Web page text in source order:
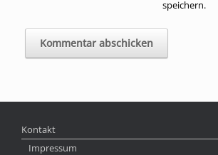
speichern.
Kontakt
Impressum